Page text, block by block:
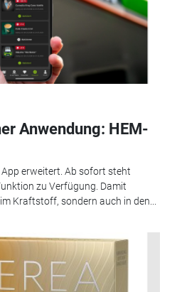
Anwendung: HEM-
erweitert. Ab sofort steht
zu Verfügung. Damit
Kraftstoff, sondern auch in den...